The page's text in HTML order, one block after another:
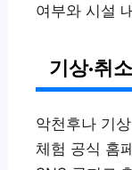
여부와 시설
기상·취
악천후나 기
체험 공식 홈